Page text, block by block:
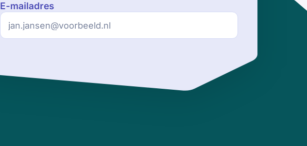
E-mailadres